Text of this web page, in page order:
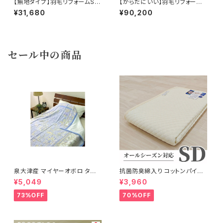
【無地タイプ】羽毛リフォームS 1
50×210cm 60サテン 立体キル
ト 補充羽毛WDD85％
¥31,680
【からだにいい】羽毛リフォームS
150×210cm 60サテン 立体キ
ルト 補充羽毛WDD95％
¥90,200
セール中の商品
泉大津産 マイヤーオボロ タオ
ルケット 紋柄 日本製 140×200
cm
¥5,049
73%OFF
抗菌防臭綿入り コットンパイル
敷パッド 120×205cm
¥3,960
70%OFF